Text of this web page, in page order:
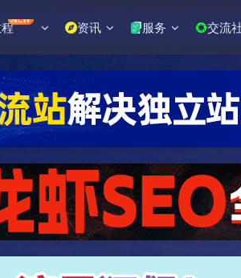
NEW 资讯 服务 交流